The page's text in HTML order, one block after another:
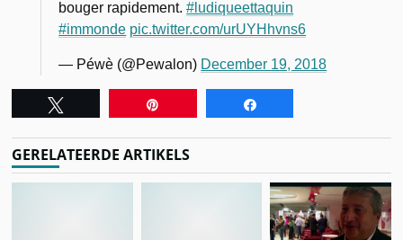
bouger rapidement.#ludiqueettaquin
#immonde pic.twitter.com/urUYHhvns6
— Péwè (@Pewalon) December 19, 2018
GERELATEERDE ARTIKELS